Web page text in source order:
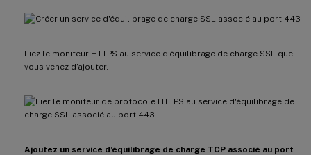
Liez le moniteur HTTPS au service d’équilibrage de charge SSL que
vous venez d’ajouter.
Ajoutez un service d’équilibrage de charge TCP associé au port